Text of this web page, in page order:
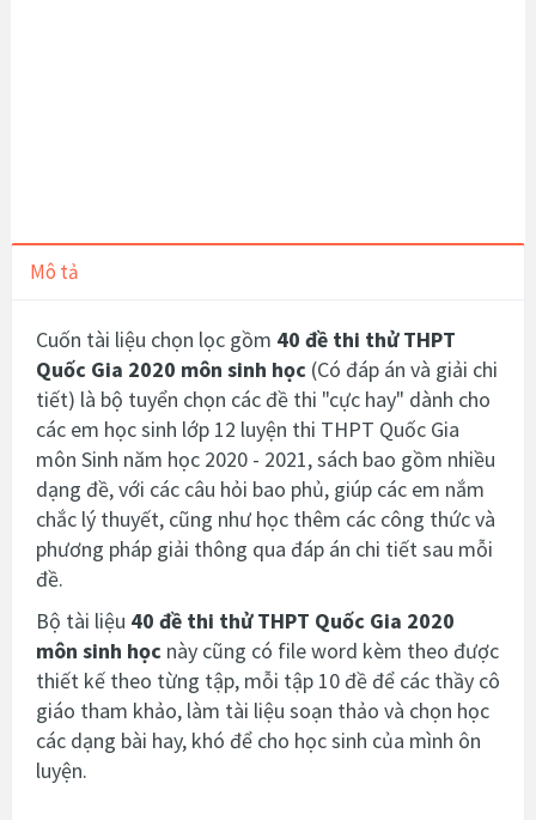
Mô tả
Cuốn tài liệu chọn lọc gồm 40 đề thi thử THPT
Quốc Gia 2020 môn sinh học (Có đáp án và giải chi
tiết) là bộ tuyển chọn các đề thi "cực hay" dành cho
các em học sinh lớp 12 luyện thi THPT Quốc Gia
môn Sinh năm học 2020 - 2021, sách bao gồm nhiều
dạng đề, với các câu hỏi bao phủ, giúp các em nắm
chắc lý thuyết, cũng như học thêm các công thức và
phương pháp giải thông qua đáp án chi tiết sau mỗi
đề.
Bộ tài liệu 40 đề thi thử THPT Quốc Gia 2020
môn sinh học này cũng có file word kèm theo được
thiết kế theo từng tập, mỗi tập 10 đề để các thầy cô
giáo tham khảo, làm tài liệu soạn thảo và chọn học
các dạng bài hay, khó để cho học sinh của mình ôn
luyện.